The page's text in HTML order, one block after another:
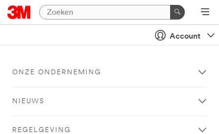
Account
ONZE ONDERNEMING
NIEUWS
REGELGEVING